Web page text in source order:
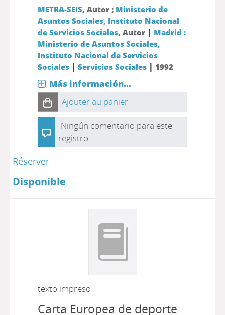
METRA-SEIS, Autor ; Ministerio de
Asuntos Sociales, Instituto Nacional
de Servicios Sociales, Autor | Madrid :
Ministerio de Asuntos Sociales,
Instituto Nacional de Servicios
Sociales| Servicios Sociales| 1992
Más información...
Ajouter au panier
Ningún comentario para este
registro.
Réserver
Disponible
texto impreso
Carta Europea de deporte